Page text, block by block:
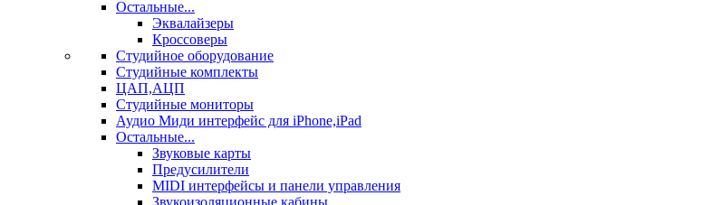
Остальные...
Эквалайзеры
Кроссоверы
Студийное оборудование
Студийные комплекты
ЦАП,АЦП
Студийные мониторы
Аудио Миди интерфейс для iPhone,iPad
Остальные...
Звуковые карты
Предусилители
MIDI интерфейсы и панели управления
Звукоизоляционные кабины